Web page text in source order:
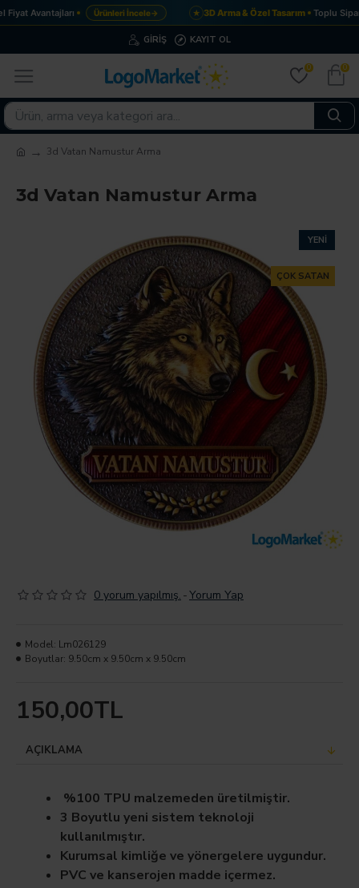
Avantajları Ürünleri İncele→ ★ 3D Arma & Özel Tasarım Toplu
GIRIŞ KAYIT OL
0 0
3d Vatan Namustur Arma
3d Vatan Namustur Arma
YENI
ÇOK SATAN
0 yorum yapılmış. -Yorum Yap
150,00TL
Model: Lm026129
Boyutlar: 9.50cm x 9.50cm x 9.50cm
AÇIKLAMA
%100 TPU malzemeden üretilmiştir.
3 Boyutlu yeni sistem teknoloji
kullanılmıştır.
Kurumsal kimliğe ve yönergelere uygundur.
PVC ve kanserojen madde içermez.